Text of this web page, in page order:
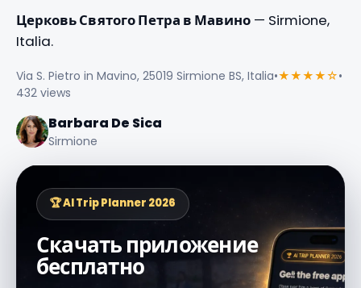
Церковь Святого Петра в Мавино — Sirmione,
Italia.
Via S. Pietro in Mavino, 25019 Sirmione BS, Italia•★★★★☆•
432 views
Barbara De Sica
Sirmione
🏆 AI Trip Planner 2026
Скачать приложение
бесплатно